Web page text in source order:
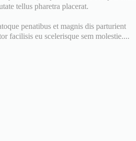
tellus pharetra placerat.
penatibus et magnis dis parturient
facilisis eu scelerisque sem molestie....